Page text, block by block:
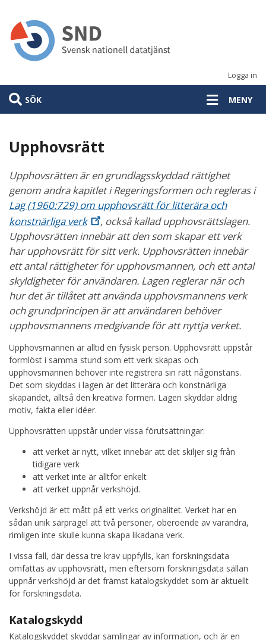
huvudinnehåll
Logga in
SÖK MENY
Upphovsrätt
Upphovsrätten är en grundlagsskyddad rättighet
genom andra kapitlet i Regeringsformen och regleras i
Lag (1960:729) om upphovsrätt för litterära och
konstnärliga verk
, också kallad upphovsrättslagen.
Upphovsrätten innebär att den som skapar ett verk
har upphovsrätt för sitt verk. Upphovsrätten innebär
ett antal rättigheter för upphovsmannen, och ett antal
skyldigheter för användaren. Lagen reglerar när och
hur det är tillåtet att använda upphovsmannens verk
och grundprincipen är att användaren behöver
upphovsmannens medgivande för att nyttja verket.
Upphovsmannen är alltid en fysisk person. Upphovsrätt uppstår
formlöst i samma stund som ett verk skapas och
upphovsmannen behöver inte registrera sin rätt någonstans.
Det som skyddas i lagen är det litterära och konstnärliga
skapandet, alltså den kreativa formen. Lagen skyddar aldrig
motiv, fakta eller idéer.
Upphovsrätten uppstår under vissa förutsättningar:
att verket är nytt, vilket innebär att det skiljer sig från
tidigare verk
att verket inte är alltför enkelt
att verket uppnår verkshöjd.
Verkshöjd är ett mått på ett verks originalitet. Verket har en
sådan unik särprägel att två personer, oberoende av varandra,
rimligen inte skulle kunna skapa likadana verk.
I vissa fall, där dessa tre krav uppfylls, kan forskningsdata
omfattas av upphovsrätt, men eftersom forskningsdata sällan
uppnår verkshöjd är det främst katalogskyddet som är aktuellt
för forskningsdata.
Katalogskydd
Katalogskyddet skyddar samlingar av information, och är en